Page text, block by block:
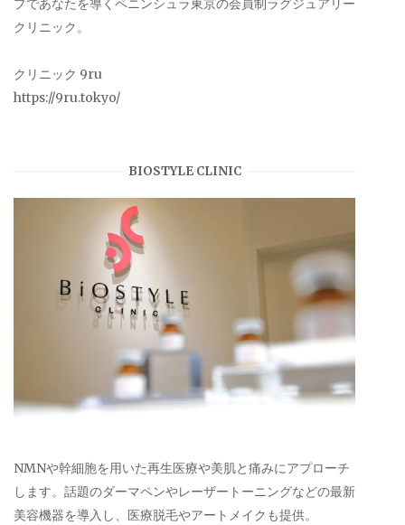
プであなたを導くペニンシュラ東京の会員制ラグジュアリー
クリニック。
クリニック 9ru
https://9ru.tokyo/
BIOSTYLE CLINIC
NMNや幹細胞を用いた再生医療や美肌と痛みにアプローチ
します。話題のダーマペンやレーザートーニングなどの最新
美容機器を導入し、医療脱毛やアートメイクも提供。